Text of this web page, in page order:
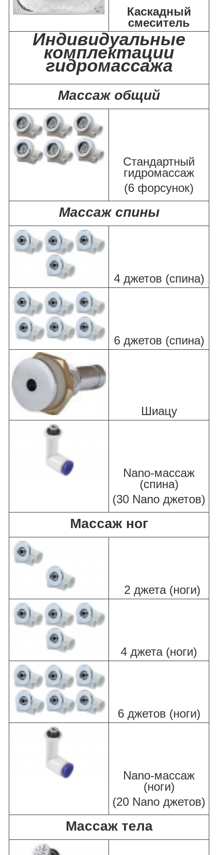
Каскадный
смеситель
Индивидуальные
комплектации
гидромассажа
Массаж общий
Стандартный
гидромассаж
(6 форсунок)
Массаж спины
4 джетов (спина)
6 джетов (спина)
Шиацу
Nano-массаж
(спина)
(30 Nano джетов)
Массаж ног
2 джета (ноги)
4 джета (ноги)
6 джетов (ноги)
Nano-массаж
(ноги)
(20 Nano джетов)
Массаж тела